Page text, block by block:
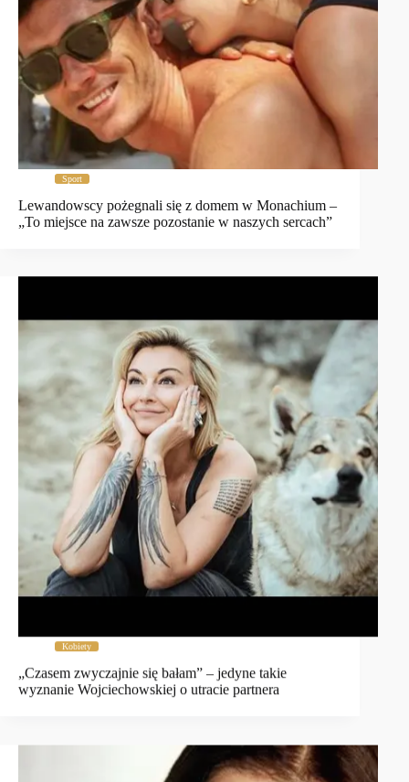
Sport
Lewandowscy pożegnali się z domem w Monachium –
„To miejsce na zawsze pozostanie w naszych sercach”
Kobiety
„Czasem zwyczajnie się bałam” – jedyne takie
wyznanie Wojciechowskiej o utracie partnera